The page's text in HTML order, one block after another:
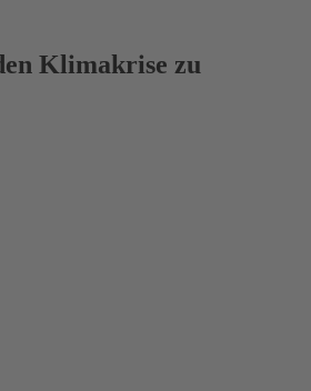
Klimakrise zu